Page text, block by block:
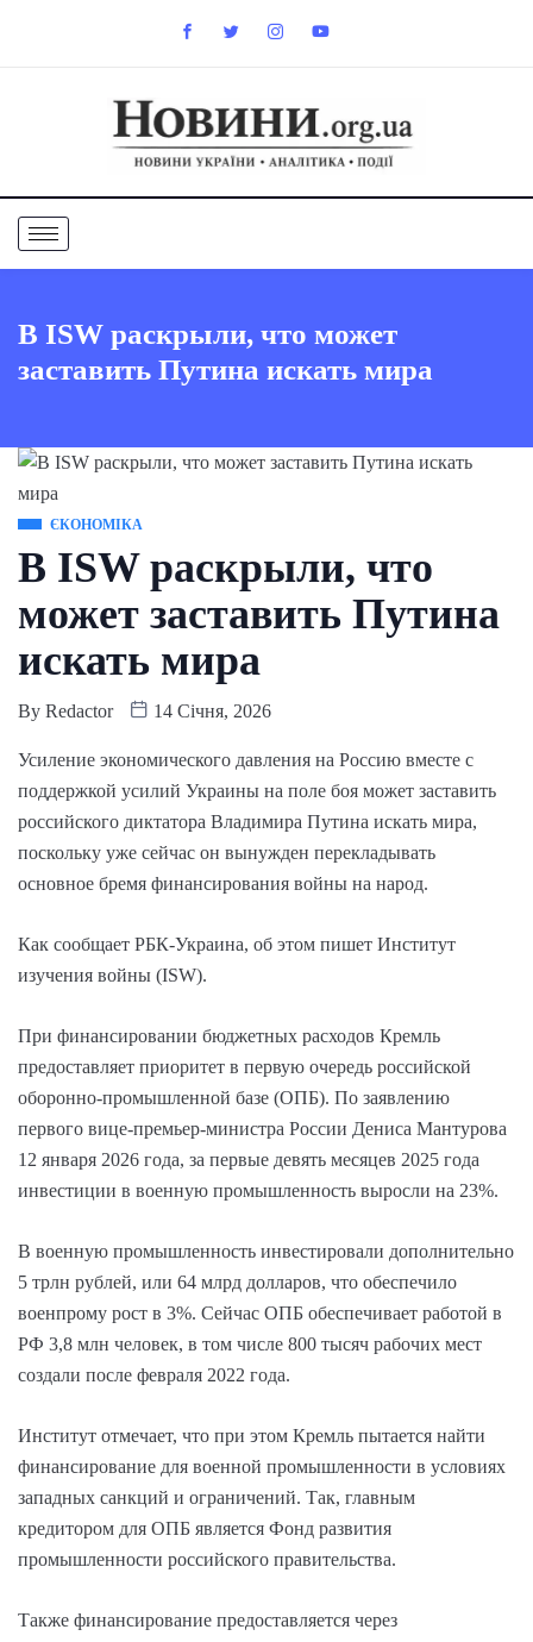
В ISW раскрыли, что может
заставить Путина искать мира
ЄКОНОМІКА
В ISW раскрыли, что
может заставить Путина
искать мира
By Redactor 14 Січня, 2026
Усиление экономического давления на Россию вместе с
поддержкой усилий Украины на поле боя может заставить
российского диктатора Владимира Путина искать мира,
поскольку уже сейчас он вынужден перекладывать
основное бремя финансирования войны на народ.
Как сообщает РБК-Украина, об этом пишет Институт
изучения войны (ISW).
При финансировании бюджетных расходов Кремль
предоставляет приоритет в первую очередь российской
оборонно-промышленной базе (ОПБ). По заявлению
первого вице-премьер-министра России Дениса Мантурова
12 января 2026 года, за первые девять месяцев 2025 года
инвестиции в военную промышленность выросли на 23%.
В военную промышленность инвестировали дополнительно
5 трлн рублей, или 64 млрд долларов, что обеспечило
военпрому рост в 3%. Сейчас ОПБ обеспечивает работой в
РФ 3,8 млн человек, в том числе 800 тысяч рабочих мест
создали после февраля 2022 года.
Институт отмечает, что при этом Кремль пытается найти
финансирование для военной промышленности в условиях
западных санкций и ограничений. Так, главным
кредитором для ОПБ является Фонд развития
промышленности российского правительства.
Также финансирование предоставляется через